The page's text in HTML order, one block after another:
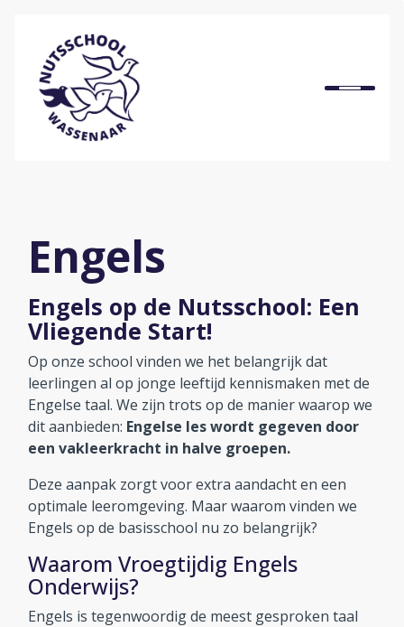
Home
Ons onderwijs
Praktische informatie
Onze organisatie
Bij ons werken
Aanmelden en contact
Reünie 75 jaar
Engels
Engels op de Nutsschool: Een
Vliegende Start!
Op onze school vinden we het belangrijk dat
leerlingen al op jonge leeftijd kennismaken met de
Engelse taal. We zijn trots op de manier waarop we
dit aanbieden: Engelse les wordt gegeven door
een vakleerkracht in halve groepen.
Deze aanpak zorgt voor extra aandacht en een
optimale leeromgeving. Maar waarom vinden we
Engels op de basisschool nu zo belangrijk?
Waarom Vroegtijdig Engels
Onderwijs?
Engels is tegenwoordig de meest gesproken taal